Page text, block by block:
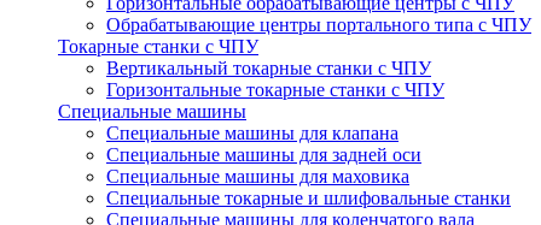
Обрабатывающие центры портального типа с ЧПУ
Токарные станки с ЧПУ
Вертикальный токарные станки с ЧПУ
Горизонтальные токарные станки с ЧПУ
Специальные машины
Специальные машины для клапана
Специальные машины для задней оси
Специальные машины для маховика
Специальные токарные и шлифовальные станки
Специальные машины для коленчатого вала